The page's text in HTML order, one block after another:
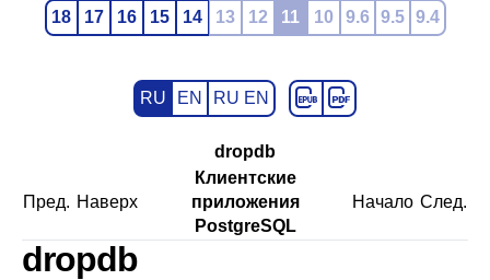
18
17 16 15 14 13 12 11 10 9.6 9.5 9.4
RU EN RU EN
dropdb
Пред. Наверх
Клиентские
приложения
PostgreSQL
Начало След.
dropdb